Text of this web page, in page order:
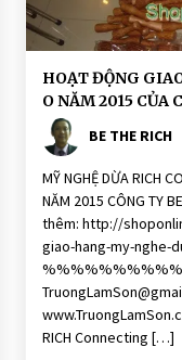
H
O
Ạ
Đ
Ộ
G
M
ỹ
g
h
ệ
D
ừ
a
HOẠT ĐỘNG
O NĂM 2015 CỦA
BE THE RICH
MỸ NGHỆ DỪA RICH
NĂM 2015 CÔNG
thêm: http://
giao-hang-my-nghe-
%%%%%%%%%%
RICH Connecting […]